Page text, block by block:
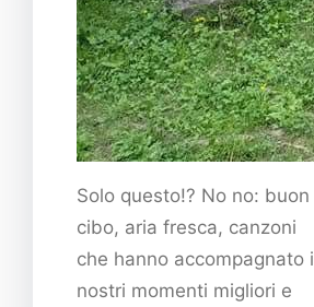
Solo questo!? No no: buon
cibo, aria fresca, canzoni
che hanno accompagnato i
nostri momenti migliori e